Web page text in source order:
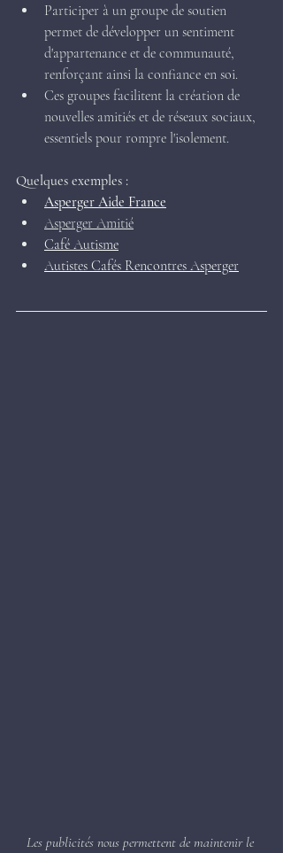
Participer à un groupe de soutien
permet de développer un sentiment
d'appartenance et de communauté,
renforçant ainsi la confiance en soi.
Ces groupes facilitent la création de
nouvelles amitiés et de réseaux sociaux,
essentiels pour rompre l'isolement.
Quelques exemples :
Asperger Aide France
Asperger Amitié
Café Autisme
Autistes Cafés Rencontres Asperger
Les publicités nous permettent de maintenir le